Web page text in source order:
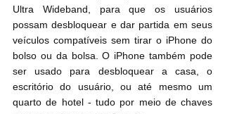
Ultra Wideband, para que os usuários
possam desbloquear e dar partida em seus
veículos compatíveis sem tirar o iPhone do
bolso ou da bolsa. O iPhone também pode
ser usado para desbloquear a casa, o
escritório do usuário, ou até mesmo um
quarto de hotel - tudo por meio de chaves